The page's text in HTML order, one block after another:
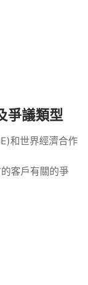
爭議類型
和世界經濟合作
客戶有關的爭